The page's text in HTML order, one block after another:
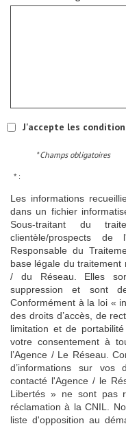
J'accepte les
* Champs obligatoires
* :
Les informations
dans un fichier
Sous-traitant du
clientèle/prospects
Responsable du
base légale du
/ du Réseau. Elles
suppression et sont
Conformément à la loi «
des droits d’accès, de
limitation et de
votre consentement à
l’Agence / Le Réseau.
d’informations sur vos
contacté l'Agence / le
Libertés » ne sont pas
réclamation à la CNIL.
liste d'opposition au